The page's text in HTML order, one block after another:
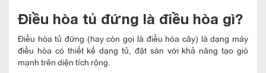
Điều hòa tủ đứng là điều hòa gì?
Điều hòa tủ đứng (hay còn gọi là điều hòa cây) là dạng máy
điều hòa có thiết kế dạng tủ, đặt sàn với khả năng tạo gió
mạnh trên diện tích rộng.